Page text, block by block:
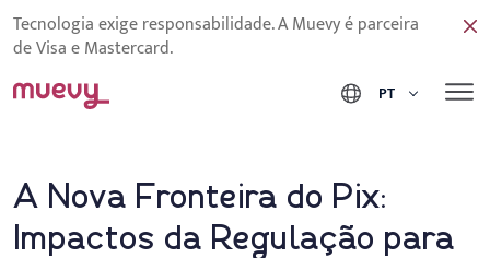
Tecnologia exige responsabilidade. A Muevy é parceira
de Visa e Mastercard.
PT
A Nova Fronteira do Pix:
Impactos da Regulação para